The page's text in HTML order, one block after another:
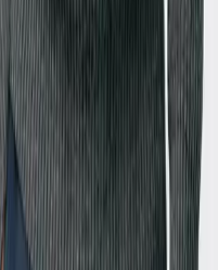
ou uma narração ao
uma faixa da
royalties ou carregar o
disso, pode usar as
uma narração ou
na ferramenta